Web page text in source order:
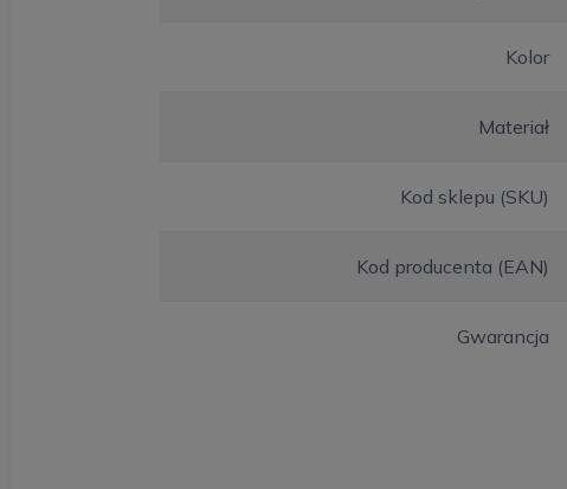
Kolor
Materiał
Kod sklepu (SKU)
Kod producenta (EAN)
Gwarancja